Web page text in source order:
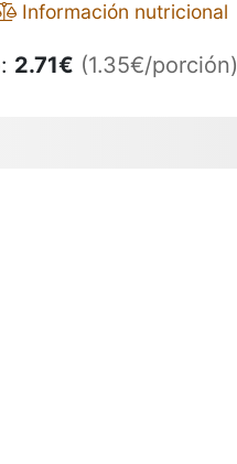
Información nutricional
2.71€ (1.35€/porción)